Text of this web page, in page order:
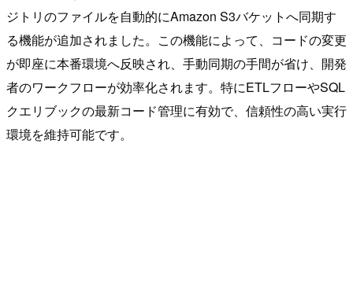
ジトリのファイルを自動的にAmazon S3バケットへ同期す
る機能が追加されました。この機能によって、コードの変更
が即座に本番環境へ反映され、手動同期の手間が省け、開発
者のワークフローが効率化されます。特にETLフローやSQL
クエリブックの最新コード管理に有効で、信頼性の高い実行
環境を維持可能です。